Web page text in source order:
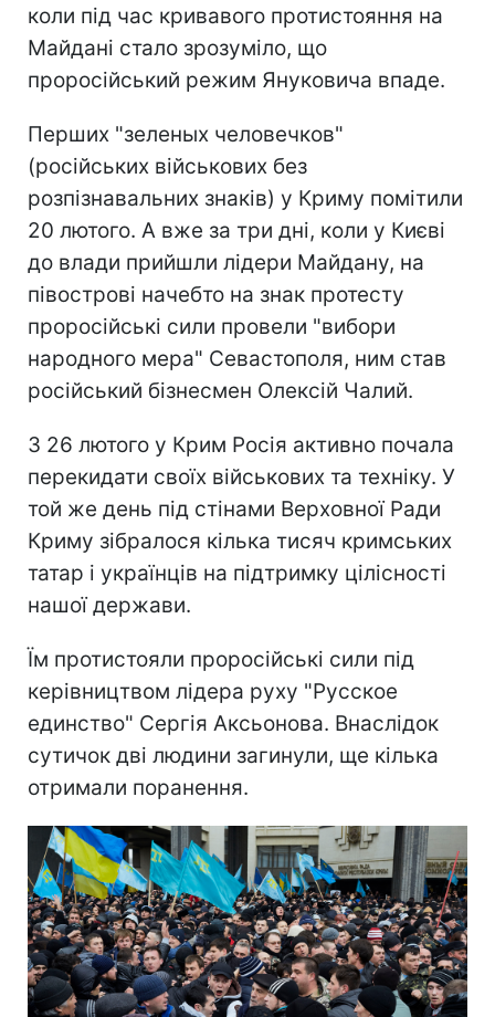
коли під час кривавого протистояння на
Майдані стало зрозуміло, що
проросійський режим Януковича впаде.
Перших "зеленых человечков"
(російських військових без
розпізнавальних знаків) у Криму помітили
20 лютого. А вже за три дні, коли у Києві
до влади прийшли лідери Майдану, на
півострові начебто на знак протесту
проросійські сили провели "вибори
народного мера" Севастополя, ним став
російський бізнесмен Олексій Чалий.
З 26 лютого у Крим Росія активно почала
перекидати своїх військових та техніку. У
той же день під стінами Верховної Ради
Криму зібралося кілька тисяч кримських
татар і українців на підтримку цілісності
нашої держави.
Їм протистояли проросійські сили під
керівництвом лідера руху "Русское
единство" Сергія Аксьонова. Внаслідок
сутичок дві людини загинули, ще кілька
отримали поранення.